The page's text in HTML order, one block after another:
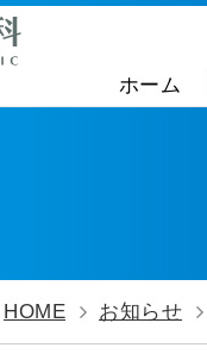
ホーム
HOME お知らせ